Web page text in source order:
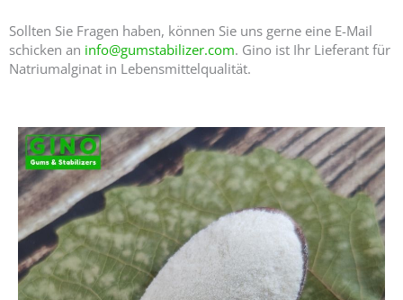
Sollten Sie Fragen haben, können Sie uns gerne eine E-Mail
schicken an info@gumstabilizer.com. Gino ist Ihr Lieferant für
Natriumalginat in Lebensmittelqualität.